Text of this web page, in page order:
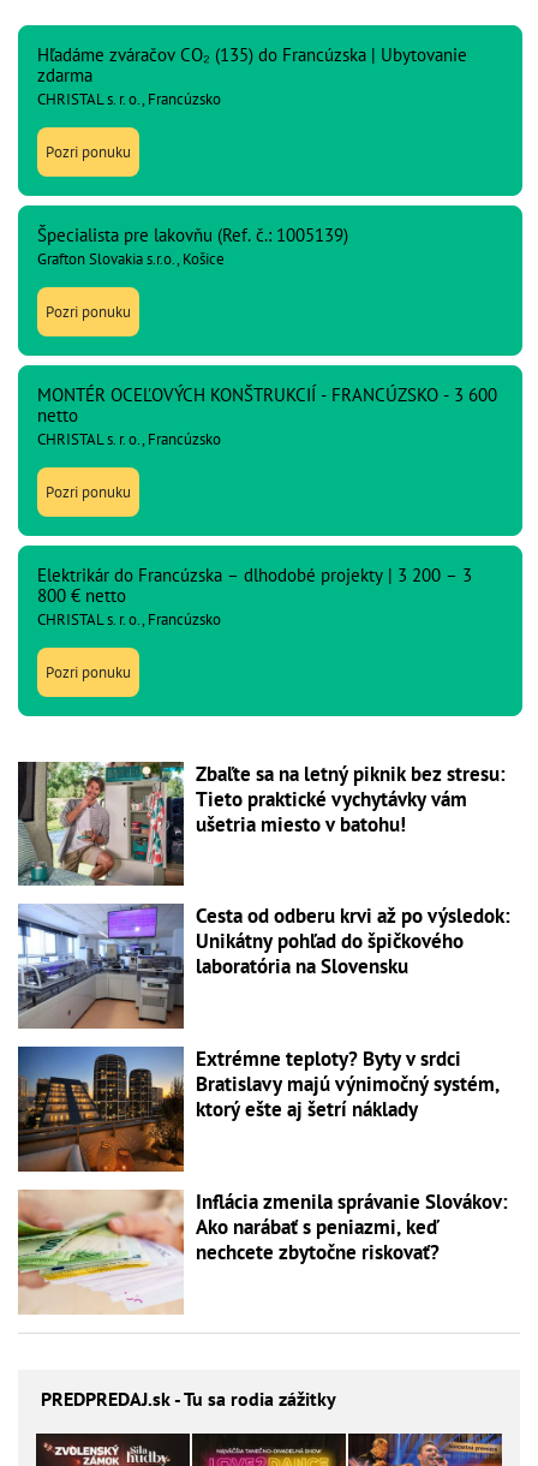
Hľadáme zváračov CO₂ (135) do Francúzska | Ubytovanie
zdarma
CHRISTAL s. r. o., Francúzsko
Pozri ponuku
Špecialista pre lakovňu (Ref. č.: 1005139)
Grafton Slovakia s.r.o., Košice
Pozri ponuku
MONTÉR OCEĽOVÝCH KONŠTRUKCIÍ - FRANCÚZSKO - 3 600
netto
CHRISTAL s. r. o., Francúzsko
Pozri ponuku
Elektrikár do Francúzska – dlhodobé projekty | 3 200 – 3
800 € netto
CHRISTAL s. r. o., Francúzsko
Pozri ponuku
Zbaľte sa na letný piknik bez stresu:
Tieto praktické vychytávky vám
ušetria miesto v batohu!
Cesta od odberu krvi až po výsledok:
Unikátny pohľad do špičkového
laboratória na Slovensku
Extrémne teploty? Byty v srdci
Bratislavy majú výnimočný systém,
ktorý ešte aj šetrí náklady
Inflácia zmenila správanie Slovákov:
Ako narábať s peniazmi, keď
nechcete zbytočne riskovať?
PREDPREDAJ.sk - Tu sa rodia zážitky